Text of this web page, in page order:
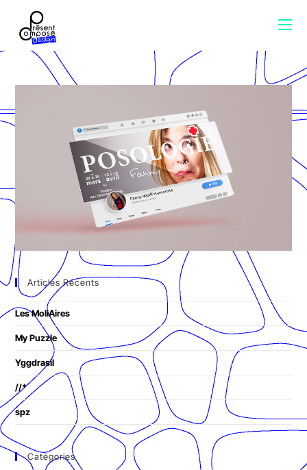
Articles Récents
Les MoliAires
My Puzzle
Yggdrasil
//*
spz
Catégories